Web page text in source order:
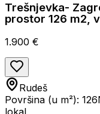
Trešnjevka-
prostor 126 m2,
1.900 €
Rudeš
Površina (u m²): 126